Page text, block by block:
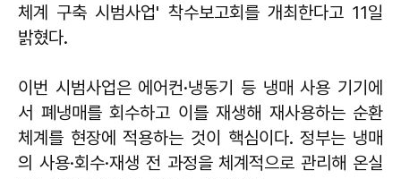
체계 구축 시범사업' 착수보고회를 개최한다고 11일
밝혔다.
이번 시범사업은 에어컨·냉동기 등 냉매 사용 기기에
서 폐냉매를 회수하고 이를 재생해 재사용하는 순환
체계를 현장에 적용하는 것이 핵심이다. 정부는 냉매
의 사용·회수·재생 전 과정을 체계적으로 관리해 온실